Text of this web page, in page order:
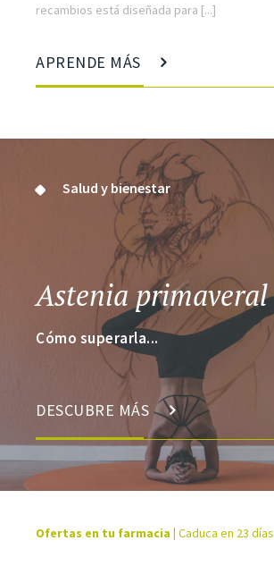
recambios está diseñada para [...]
APRENDE MÁS
Salud y bienestar
Astenia primaveral
Cómo superarla...
DESCUBRE MÁS
Ofertas en tu farmacia | Caduca en 23 días